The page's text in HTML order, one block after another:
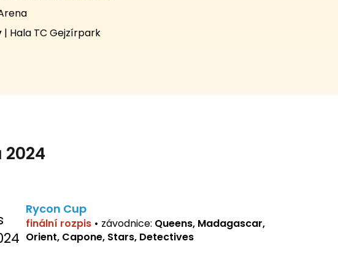
| Hala TC Gejzírpark
Rycon Cup
finální rozpis • závodnice: Queens, Madagascar,
Orient, Capone, Stars, Detectives